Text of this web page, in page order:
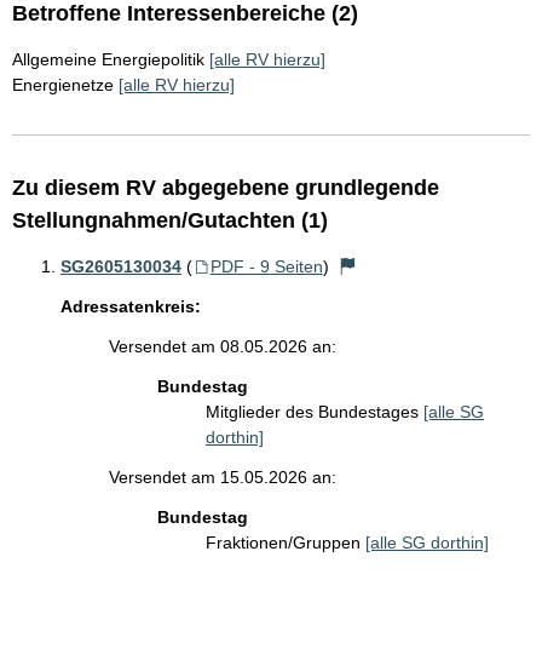
Betroffene Interessenbereiche (2)
Allgemeine Energiepolitik [alle RV hierzu]
Energienetze [alle RV hierzu]
Zu diesem RV abgegebene grundlegende
Stellungnahmen/Gutachten (1)
SG2605130034 ( PDF - 9 Seiten)
Adressatenkreis:
Versendet am 08.05.2026 an:
Bundestag
Mitglieder des Bundestages [alle SG
dorthin]
Versendet am 15.05.2026 an:
Bundestag
Fraktionen/Gruppen [alle SG dorthin]